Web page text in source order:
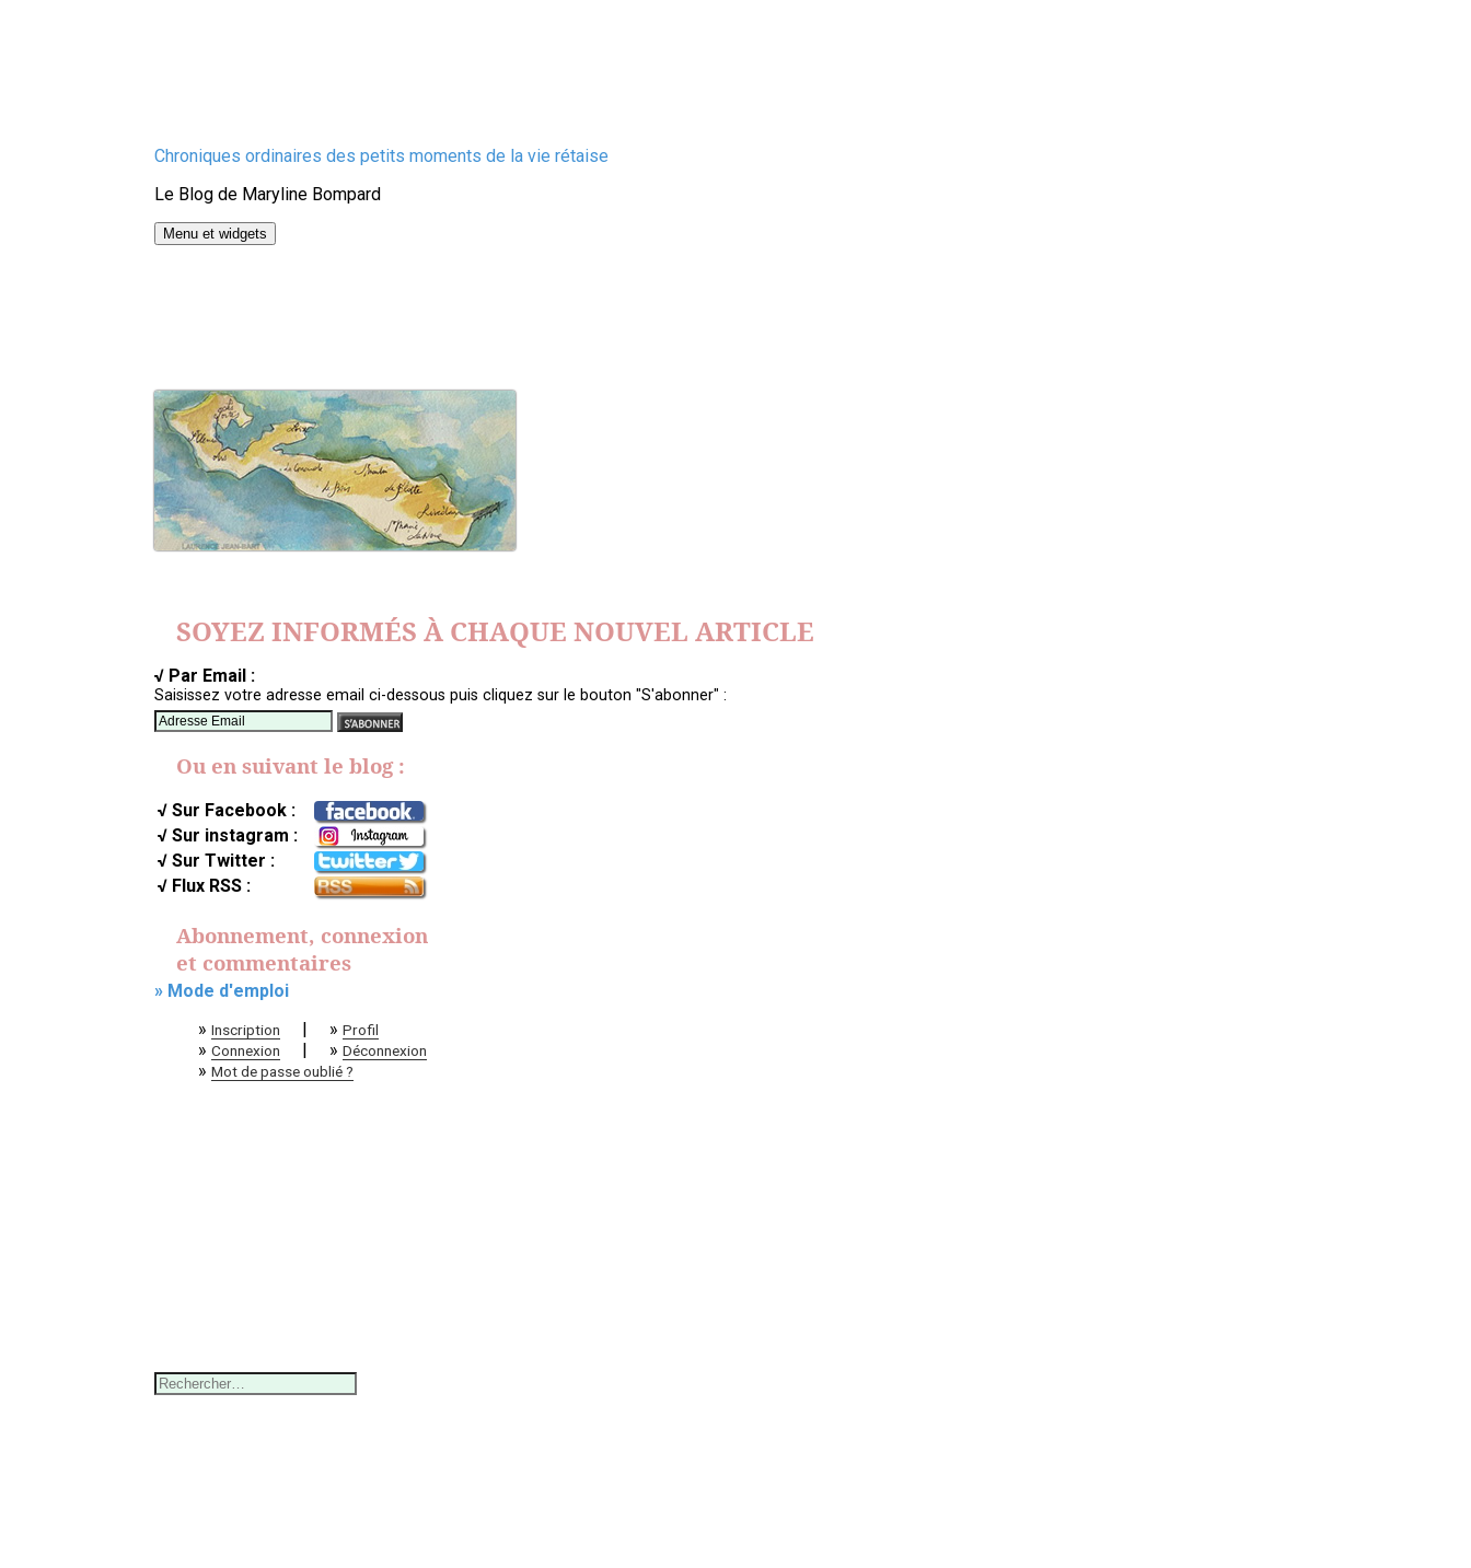
Chroniques ordinaires des petits moments de la vie rétaise
Le Blog de Maryline Bompard
Menu et widgets
SOYEZ INFORMÉS À CHAQUE NOUVEL ARTICLE
√ Par Email :
Saisissez votre adresse email ci-dessous puis cliquez sur le bouton "S'abonner" :
Ou en suivant le blog :
√ Sur Facebook :
√ Sur instagram :
√ Sur Twitter :
√ Flux RSS :
Abonnement, connexion
et commentaires
» Mode d'emploi
» Inscription » Profil
» Connexion » Déconnexion
» Mot de passe oublié ?
Rechercher :